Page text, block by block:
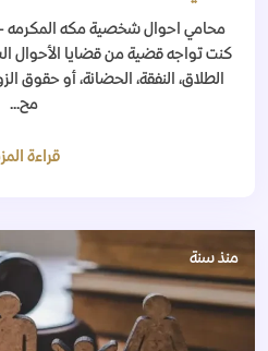
كنت تواجه قضية من قضايا الأحوال
الطلاق، النفقة، الحضانة، أو حقوق
مح...
قراءة
منذ سنة